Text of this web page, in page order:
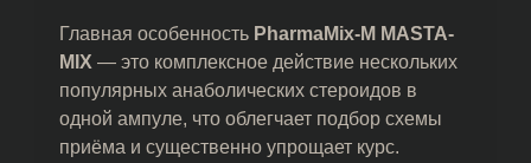
Главная особенность PharmaMix-M MASTA-
MIX — это комплексное действие нескольких
популярных анаболических стероидов в
одной ампуле, что облегчает подбор схемы
приёма и существенно упрощает курс.